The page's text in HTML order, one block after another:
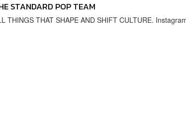
STANDARD POP TEAM
THINGS THAT SHAPE AND SHIFT CULTURE.